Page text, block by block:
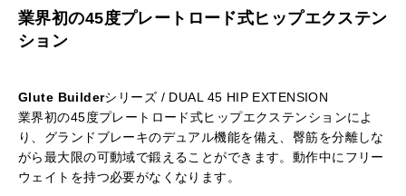
業界初の45度プレートロード式ヒップエクステン
ション
Glute Builderシリーズ / DUAL 45 HIP EXTENSION
業界初の45度プレートロード式ヒップエクステンションによ
り、グランドブレーキのデュアル機能を備え、臀筋を分離しな
がら最大限の可動域で鍛えることができます。動作中にフリー
ウェイトを持つ必要がなくなります。